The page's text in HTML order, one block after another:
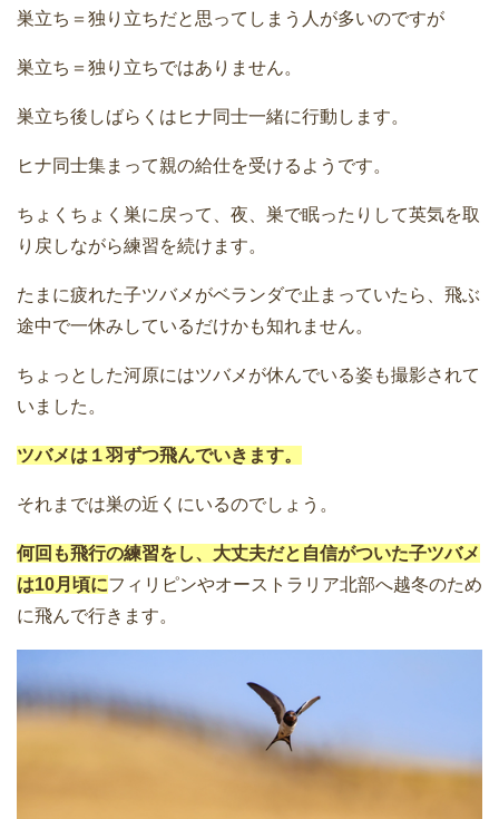
巣立ち＝独り立ちだと思ってしまう人が多いのですが
巣立ち＝独り立ちではありません。
巣立ち後しばらくはヒナ同士一緒に行動します。
ヒナ同士集まって親の給仕を受けるようです。
ちょくちょく巣に戻って、夜、巣で眠ったりして英気を取
り戻しながら練習を続けます。
たまに疲れた子ツバメがベランダで止まっていたら、飛ぶ
途中で一休みしているだけかも知れません。
ちょっとした河原にはツバメが休んでいる姿も撮影されて
いました。
ツバメは１羽ずつ飛んでいきます。
それまでは巣の近くにいるのでしょう。
何回も飛行の練習をし、大丈夫だと自信がついた子ツバメ
は10月頃にフィリピンやオーストラリア北部へ越冬のため
に飛んで行きます。